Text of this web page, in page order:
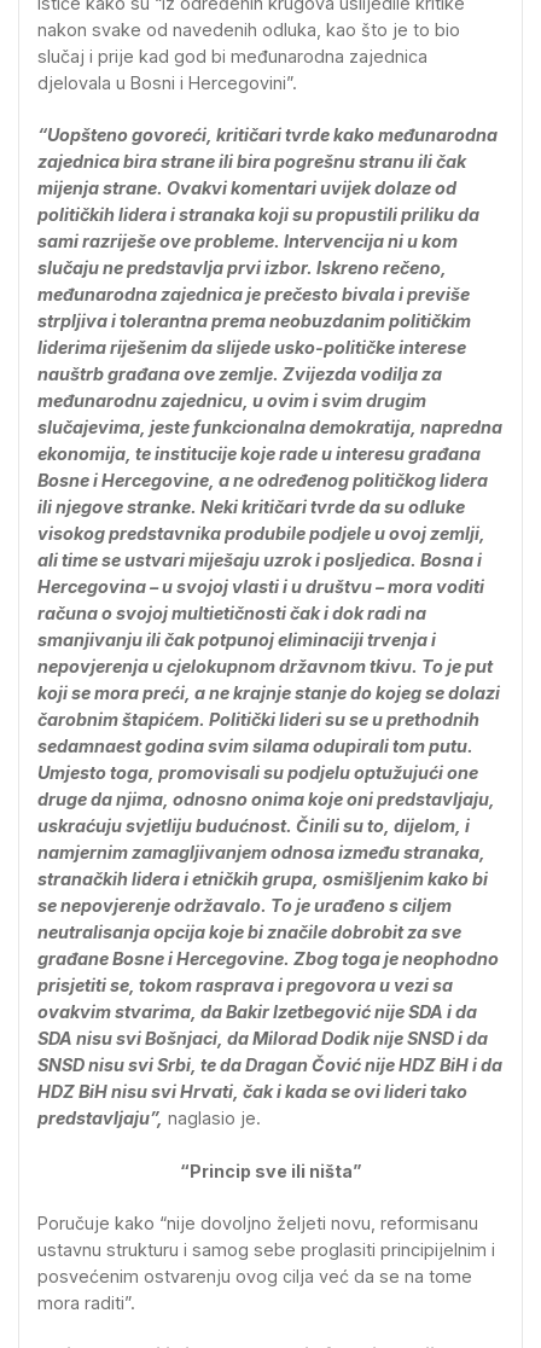
nakon svake od navedenih odluka, kao što je to bio
slučaj i prije kad god bi međunarodna zajednica
djelovala u Bosni i Hercegovini”.
“Uopšteno govoreći, kritičari tvrde kako međunarodna
zajednica bira strane ili bira pogrešnu stranu ili čak
mijenja strane. Ovakvi komentari uvijek dolaze od
političkih lidera i stranaka koji su propustili priliku da
sami razriješe ove probleme. Intervencija ni u kom
slučaju ne predstavlja prvi izbor. Iskreno rečeno,
međunarodna zajednica je prečesto bivala i previše
strpljiva i tolerantna prema neobuzdanim političkim
liderima riješenim da slijede usko-političke interese
nauštrb građana ove zemlje. Zvijezda vodilja za
međunarodnu zajednicu, u ovim i svim drugim
slučajevima, jeste funkcionalna demokratija, napredna
ekonomija, te institucije koje rade u interesu građana
Bosne i Hercegovine, a ne određenog političkog lidera
ili njegove stranke. Neki kritičari tvrde da su odluke
visokog predstavnika produbile podjele u ovoj zemlji,
ali time se ustvari miješaju uzrok i posljedica. Bosna i
Hercegovina – u svojoj vlasti i u društvu – mora voditi
računa o svojoj multietičnosti čak i dok radi na
smanjivanju ili čak potpunoj eliminaciji trvenja i
nepovjerenja u cjelokupnom državnom tkivu. To je put
koji se mora preći, a ne krajnje stanje do kojeg se dolazi
čarobnim štapićem. Politički lideri su se u prethodnih
sedamnaest godina svim silama odupirali tom putu.
Umjesto toga, promovisali su podjelu optužujući one
druge da njima, odnosno onima koje oni predstavljaju,
uskraćuju svjetliju budućnost. Činili su to, dijelom, i
namjernim zamagljivanjem odnosa između stranaka,
stranačkih lidera i etničkih grupa, osmišljenim kako bi
se nepovjerenje održavalo. To je urađeno s ciljem
neutralisanja opcija koje bi značile dobrobit za sve
građane Bosne i Hercegovine. Zbog toga je neophodno
prisjetiti se, tokom rasprava i pregovora u vezi sa
ovakvim stvarima, da Bakir Izetbegović nije SDA i da
SDA nisu svi Bošnjaci, da Milorad Dodik nije SNSD i da
SNSD nisu svi Srbi, te da Dragan Čović nije HDZ BiH i da
HDZ BiH nisu svi Hrvati, čak i kada se ovi lideri tako
predstavljaju”, naglasio je.
“Princip sve ili ništa”
Poručuje kako “nije dovoljno željeti novu, reformisanu
ustavnu strukturu i samog sebe proglasiti principijelnim i
posvećenim ostvarenju ovog cilja već da se na tome
mora raditi”.